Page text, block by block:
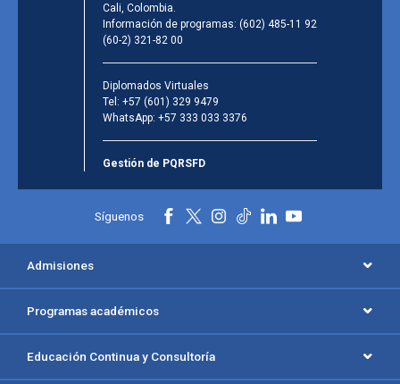
Cali, Colombia.
Información de programas: (602) 485-11 92
(60-2) 321-82 00
Diplomados Virtuales
Tel: +57 (601) 329 9479
WhatsApp: +57 333 033 3376
Gestión de PQRSFD
Síguenos
Admisiones
Programas académicos
Educación Continua y Consultoría